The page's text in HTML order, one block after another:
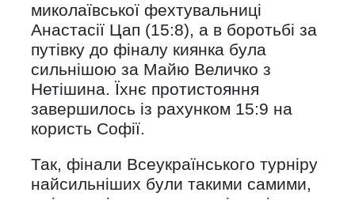
миколаївської фехтувальниці
Анастасії Цап (15:8), а в боротьбі за
путівку до фіналу киянка була
сильнішою за Майю Величко з
Нетішина. Їхнє протистояння
завершилось із рахунком 15:9 на
користь Софії.
Так, фінали Всеукраїнського турніру
найсильніших були такими самими,